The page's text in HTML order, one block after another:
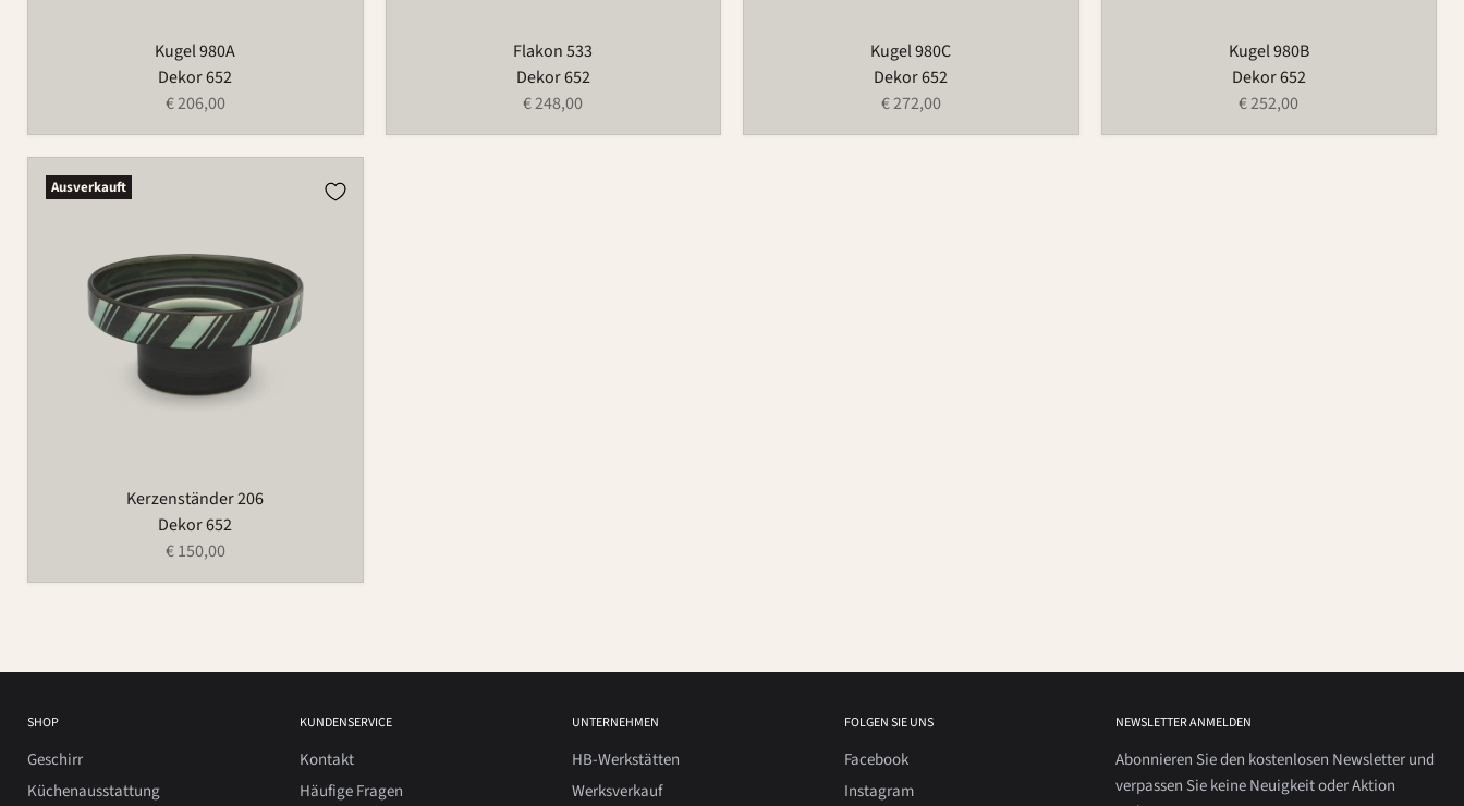
Kugel 980A
Dekor 652
€ 206,00
Flakon 533
Dekor 652
€ 248,00
Kugel 980C
Dekor 652
€ 272,00
Kugel 980B
Dekor 652
€ 252,00
Ausverkauft
Kerzenständer
206
Kerzenständer 206
Dekor 652
€ 150,00
SHOP
Geschirr
Küchenausstattung
KUNDENSERVICE
Kontakt
Häufige Fragen
UNTERNEHMEN
HB-Werkstätten
Werksverkauf
FOLGEN SIE UNS
Facebook
Instagram
NEWSLETTER ANMELDEN
Abonnieren Sie den kostenlosen Newsletter und
verpassen Sie keine Neuigkeit oder Aktion